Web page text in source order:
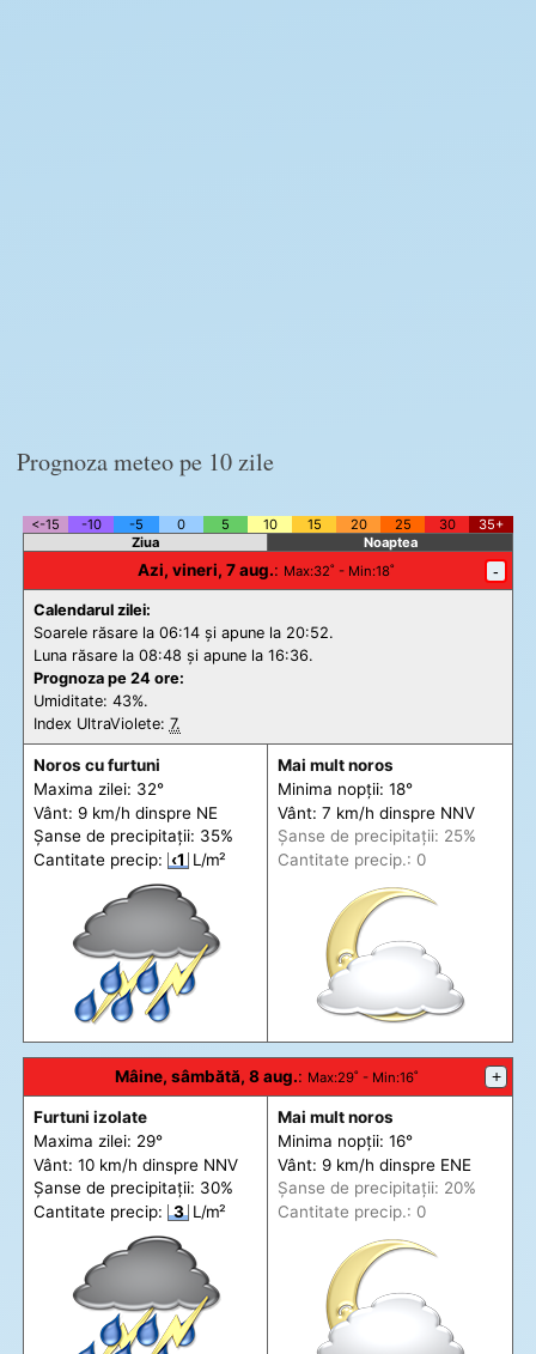
Prognoza meteo pe 10 zile
<-15 -10 -5 0 5 10 15 20 25 30
35+
Ziua
Noaptea
Azi, vineri, 7 aug.: Max:32˚ - Min:18˚ -
Calendarul zilei:
Soarele răsare la 06:14 și apune la 20:52.
Luna răsare la 08:48 și apune la 16:36.
Prognoza pe 24 ore:
Umiditate: 43%.
Index UltraViolete: 7.
Noros cu furtuni
Maxima zilei: 32°
Vânt: 9 km/h dinspre NE
Șanse de precipitații: 35%
Cantitate precip: ‹1 L/m²
Mai mult noros
Minima nopții: 18°
Vânt: 7 km/h dinspre NNV
Șanse de precipitații: 25%
Cantitate precip.: 0
Mâine, sâmbătă, 8 aug.: Max:29˚ - Min:16˚ +
Furtuni izolate
Maxima zilei: 29°
Vânt: 10 km/h dinspre NNV
Șanse de precipitații: 30%
Cantitate precip:
3 L/m²
Mai mult noros
Minima nopții: 16°
Vânt: 9 km/h dinspre ENE
Șanse de precipitații: 20%
Cantitate precip.: 0